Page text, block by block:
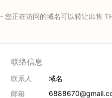
- 您正在访问的域名可以转让出售
联络信息
联系人
域名
邮箱